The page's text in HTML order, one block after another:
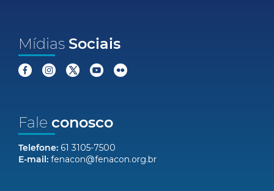
Mídias Sociais
Fale conosco
Telefone: 61 3105-7500
E-mail: fenacon@fenacon.org.br